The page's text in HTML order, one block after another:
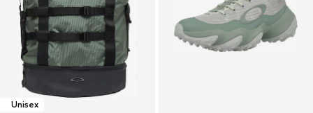
Unisex